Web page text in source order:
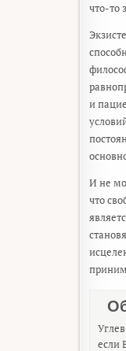
что-то
и
И не
что
если